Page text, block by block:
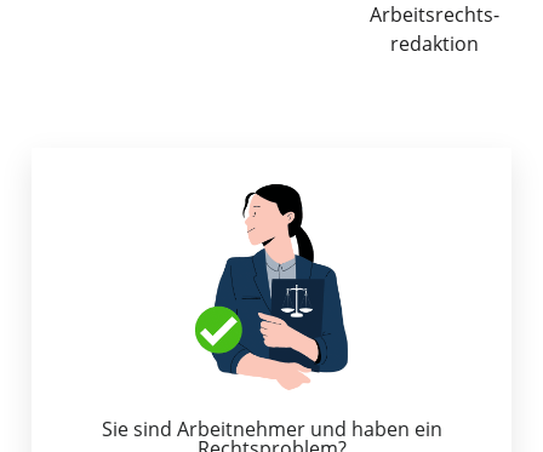
Arbeitsrechts­
redaktion
Sie sind Arbeitnehmer und haben ein